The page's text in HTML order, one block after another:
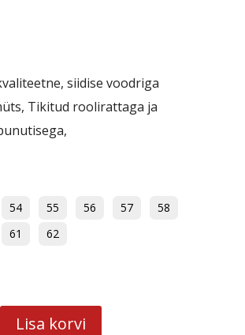
siidise voodriga
Tikitud roolirattaga ja
54 55 56 57
58
61 62
Lisa korvi